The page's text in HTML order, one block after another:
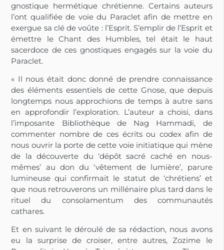
gnostique hermétique chrétienne. Certains auteurs
l’ont qualifiée de voie du Paraclet afin de mettre en
exergue sa clé de voûte : l’Esprit. S’emplir de l’Esprit et
émettre le Chant des Humbles, tel était le haut
sacerdoce de ces gnostiques engagés sur la voie du
Paraclet.
« Il nous était donc donné de prendre connaissance
des éléments essentiels de cette Gnose, que depuis
longtemps nous approchions de temps à autre sans
en approfondir l’exploration. L’auteur a choisi, dans
l’imposante Bibliothèque de Nag Hammadi, de
commenter nombre de ces écrits ou codex afin de
nous ouvrir la porte de cette voie initiatique qui mène
de la découverte du ‘dépôt sacré caché en nous-
mêmes’ au don du ‘vêtement de lumière’, parure
lumineuse qui confirmait le statut de ‘chrétiens’ et
que nous retrouverons un millénaire plus tard dans le
rituel du consolamentum des communautés
cathares.
Et en suivant le déroulé de sa rédaction, nous avons
eu la surprise de croiser, entre autres, Zozime le